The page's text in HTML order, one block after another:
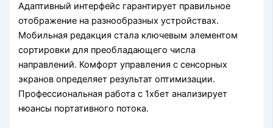
Адаптивный интерфейс гарантирует правильное
отображение на разнообразных устройствах.
Мобильная редакция стала ключевым элементом
сортировки для преобладающего числа
направлений. Комфорт управления с сенсорных
экранов определяет результат оптимизации.
Профессиональная работа с 1хбет анализирует
нюансы портативного потока.